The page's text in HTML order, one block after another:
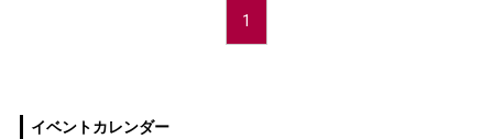
1
イベントカレンダー